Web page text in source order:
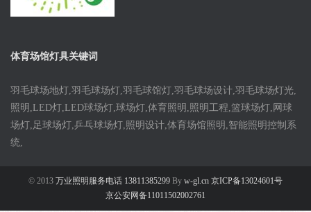
体育场馆灯具关键词
羽毛球场地灯,羽毛球场灯,羽毛球馆灯,羽毛球场设计,羽毛球场灯光,
照明,LED灯,LED球场灯,球场灯,体育照明,照明工程,篮球场灯,网球
场灯,足球场灯,乒乓球场灯,照明设计,体育场馆照明,智能照明控制系
统,
© 2013 万业照明服务电话 13811385299 By w-gl.cn 京ICP备13024601号
京公安网备11011502002761